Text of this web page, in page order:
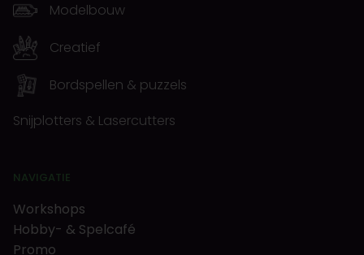
Modelbouw
Creatief
Bordspellen & puzzels
Snijplotters & Lasercutters
NAVIGATIE
Workshops
Hobby- & Spelcafé
Promo